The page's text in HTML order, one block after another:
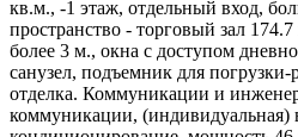
кв.м., -1 этаж, отдельный вход,
пространство - торговый зал
более 3 м., окна с доступом
санузел, подъемник для погрузки-
отделка. Коммуникации и
коммуникации, (индивидуальная)